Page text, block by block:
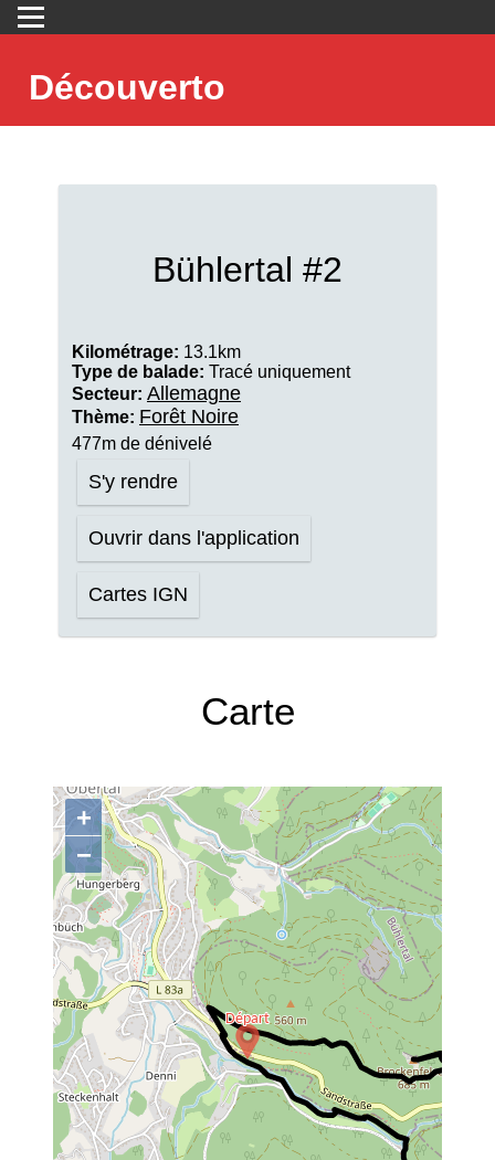
Découverto
Bühlertal #2
Kilométrage: 13.1km
Type de balade: Tracé uniquement
Secteur: Allemagne
Thème: Forêt Noire
477m de dénivelé
S'y rendre
Ouvrir dans l'application
Cartes IGN
Carte
+
−